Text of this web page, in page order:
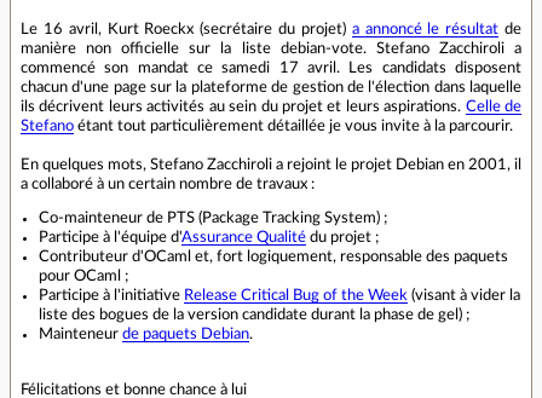
Le 16 avril, Kurt Roeckx (secrétaire du projet) a annoncé le résultat de
manière non officielle sur la liste debian-vote. Stefano Zacchiroli a
commencé son mandat ce samedi 17 avril. Les candidats disposent
chacun d'une page sur la plateforme de gestion de l'élection dans laquelle
ils décrivent leurs activités au sein du projet et leurs aspirations. Celle de
Stefano étant tout particulièrement détaillée je vous invite à la parcourir.
En quelques mots, Stefano Zacchiroli a rejoint le projet Debian en 2001, il
a collaboré à un certain nombre de travaux :
Co-mainteneur de PTS (Package Tracking System) ;
Participe à l'équipe d'Assurance Qualité du projet ;
Contributeur d'OCaml et, fort logiquement, responsable des paquets
pour OCaml ;
Participe à l'initiative Release Critical Bug of the Week (visant à vider la
liste des bogues de la version candidate durant la phase de gel) ;
Mainteneur de paquets Debian.
Félicitations et bonne chance à lui